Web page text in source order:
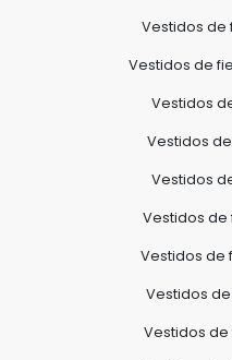
Vestidos de
Vestidos de
Vestidos
Vestidos
Vestidos
Vestidos de
Vestidos de
Vestidos
Vestidos de